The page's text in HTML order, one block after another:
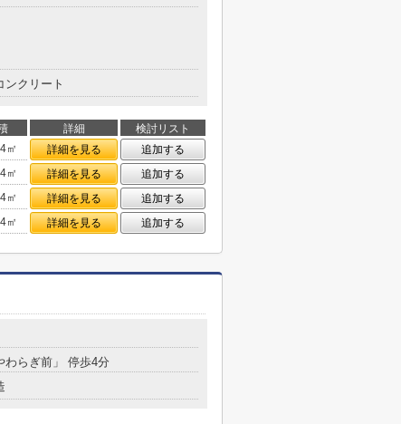
ンクリート
詳細
検討リスト
㎡ 詳細を見る
追加する
㎡ 詳細を見る
追加する
㎡ 詳細を見る
追加する
㎡ 詳細を見る 追加する
わらぎ前」 停歩4分